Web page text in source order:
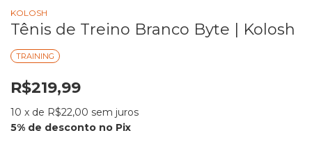
KOLOSH
Tênis de Treino Branco Byte | Kolosh
TRAINING
R$219,99
10 x de R$22,00 sem juros